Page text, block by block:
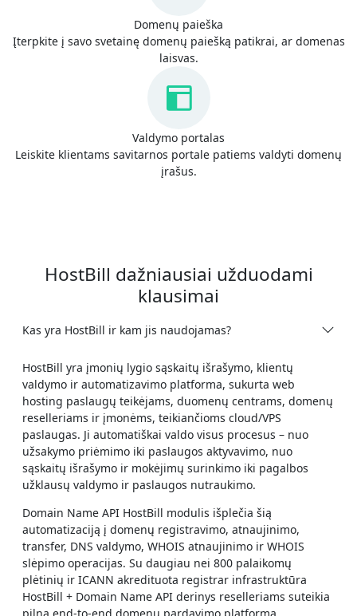
Domenų paieška
Įterpkite į savo svetainę domenų paiešką patikrai, ar domenas
laisvas.
Valdymo portalas
Leiskite klientams savitarnos portale patiems valdyti domenų
įrašus.
HostBill dažniausiai užduodami
klausimai
Kas yra HostBill ir kam jis naudojamas?
HostBill yra įmonių lygio sąskaitų išrašymo, klientų
valdymo ir automatizavimo platforma, sukurta web
hosting paslaugų teikėjams, duomenų centrams, domenų
reselleriams ir įmonėms, teikiančioms cloud/VPS
paslaugas. Ji automatiškai valdo visus procesus – nuo
užsakymo priėmimo iki paslaugos aktyvavimo, nuo
sąskaitų išrašymo ir mokėjimų surinkimo iki pagalbos
užklausų valdymo ir paslaugos nutraukimo.
Domain Name API HostBill modulis išplečia šią
automatizaciją į domenų registravimo, atnaujinimo,
transfer, DNS valdymo, WHOIS atnaujinimo ir WHOIS
slėpimo operacijas. Su daugiau nei 800 palaikomų
plėtinių ir ICANN akredituota registrar infrastruktūra
HostBill + Domain Name API derinys reselleriams suteikia